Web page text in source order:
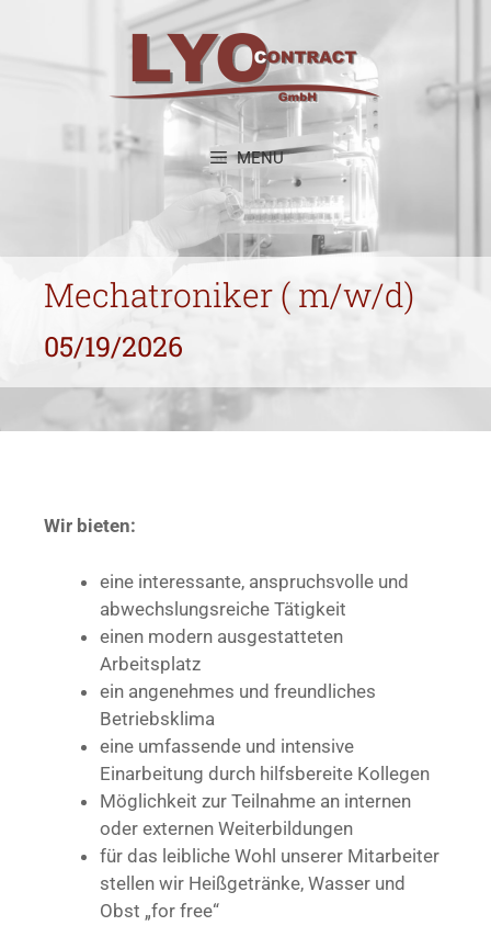
MENU
Mechatroniker ( m/w/d)
05/19/2026
Wir bieten:
eine interessante, anspruchsvolle und
abwechslungsreiche Tätigkeit
einen modern ausgestatteten
Arbeitsplatz
ein angenehmes und freundliches
Betriebsklima
eine umfassende und intensive
Einarbeitung durch hilfsbereite Kollegen
Möglichkeit zur Teilnahme an internen
oder externen Weiterbildungen
für das leibliche Wohl unserer Mitarbeiter
stellen wir Heißgetränke, Wasser und
Obst „for free“